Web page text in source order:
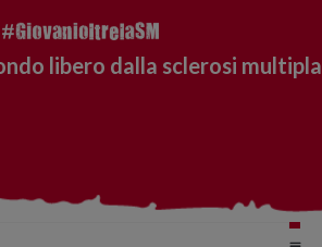
libero dalla sclerosi multipla